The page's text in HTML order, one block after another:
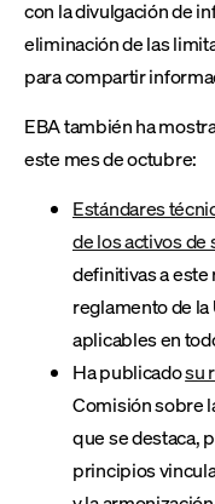
con la divulgación de
eliminación de las
para compartir
EBA también ha
este mes de octubre:
Estándares
de los activos de
definitivas a
reglamento de
aplicables en
Ha publicadosu
Comisión sobre
que se destaca,
principios